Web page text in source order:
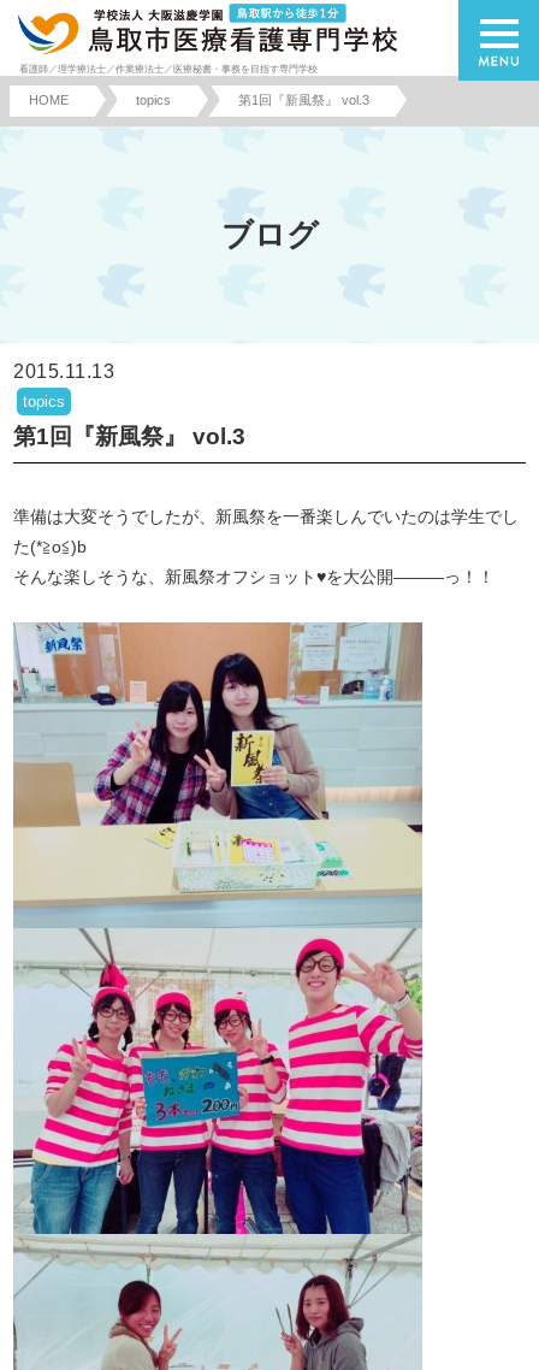
看護師／理学療法士／作業療法士／医療秘書・事務を目指す専門学校
HOME topics 第1回『新風祭』 vol.3
ブログ
2015.11.13
topics
第1回『新風祭』 vol.3
準備は大変そうでしたが、新風祭を一番楽しんでいたのは学生でし
た(*≧o≦)b
そんな楽しそうな、新風祭オフショット♥を大公開―――っ！！